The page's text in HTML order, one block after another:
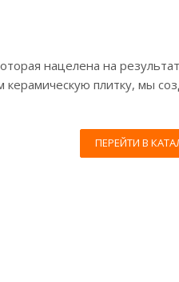
нацелена на
керамическую плитку, мы
ПЕРЕЙТИ В